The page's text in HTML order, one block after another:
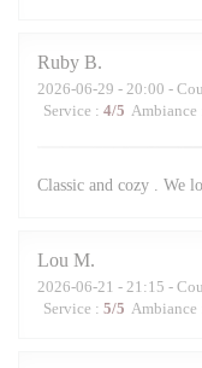
Ruby B
2026-06-29 - 20:00 -
Service : 4/5 Ambiance
Classic and cozy . We
Lou M
2026-06-21 - 21:15 -
Service : 5/5 Ambiance